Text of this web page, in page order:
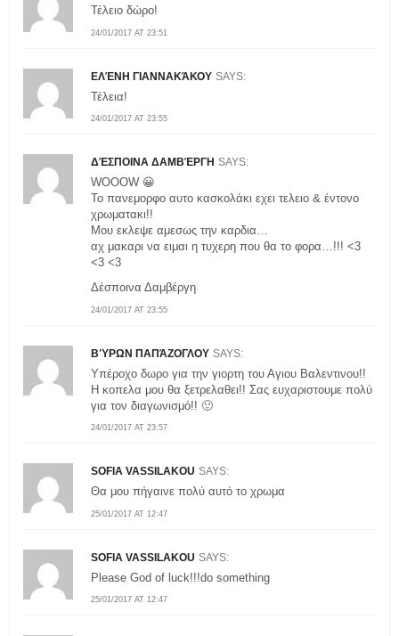
24/01/2017 AT 23:51
Τέλειο δώρο!
ΕΛΈΝΗ ΓΙΑΝΝΑΚΆΚΟΥ SAYS:
24/01/2017 AT 23:55
Τέλεια!
ΔΈΣΠΟΙΝΑ ΔΑΜΒΈΡΓΗ SAYS:
24/01/2017 AT 23:55
WOOOW 😀
Το πανεμορφο αυτο κασκολάκι εχει τελειο & έντονο
χρωματακι!!
Μου εκλεψε αμεσως την καρδια…
αχ μακαρι να ειμαι η τυχερη που θα το φορα…!!! <3
<3 <3
Δέσποινα Δαμβέργη
ΒΎΡΩΝ ΠΑΠΆΖΟΓΛΟΥ SAYS:
24/01/2017 AT 23:57
Υπέροχο δωρο για την γιορτη του Αγιου Βαλεντινου!!
Η κοπελα μου θα ξετρελαθει!! Σας ευχαριστουμε πολύ
για τον διαγωνισμό!! 🙂
SOFIA VASSILAKOU SAYS:
25/01/2017 AT 12:47
Θα μου πήγαινε πολύ αυτό το χρωμα
SOFIA VASSILAKOU SAYS:
25/01/2017 AT 12:47
Please God of luck!!!do something